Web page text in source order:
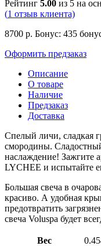
Рейтинг 5.00 из 5 на
(1 отзыв клиента)
8700 р. Бонус: 435
Оформить предзаказ
Описание
О товаре
Наличие
Предзаказ
Доставка
Спелый личи, сладкая
смородины.
наслаждение! Зажгите
LYCHEE и испытайте
Большая свеча в
красиво. А удобная
предотвратить
свеча Voluspa будет
Вес